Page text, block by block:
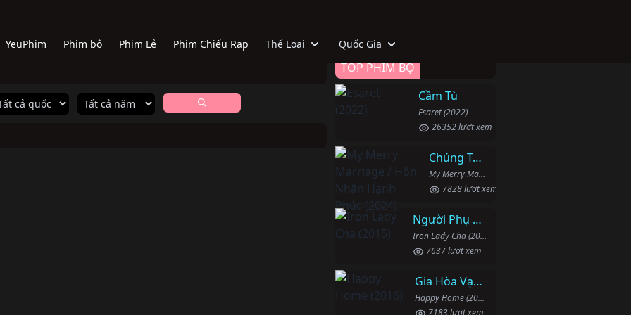
YeuPhim Phim bộ Phim Lẻ Phim Chiếu Rạp Thể Loại Quốc Gia
TOP PHIM BỘ
Cầm Tù
Esaret (2022)
26352 lượt xem
Chúng Ta Hãy Kết Hôn Nhé
My Merry Marriage / Hôn Nhân Hạnh Phúc (2024)
7828 lượt xem
Người Phụ Nữ Mạnh Mẽ
Iron Lady Cha (2015)
7637 lượt xem
Gia Hòa Vạn Sự Thành
Happy Home (2016)
7183 lượt xem